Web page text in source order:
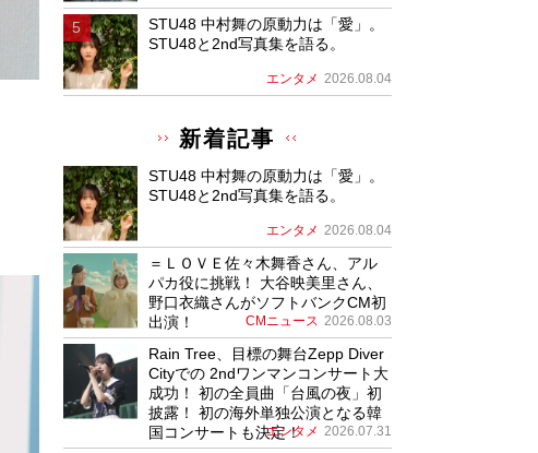
STU48 中村舞の原動力は「愛」。
STU48と2nd写真集を語る。
エンタメ 2026.08.04
新着記事
STU48 中村舞の原動力は「愛」。
STU48と2nd写真集を語る。
エンタメ 2026.08.04
＝ＬＯＶＥ佐々木舞香さん、アル
パカ役に挑戦！ 大谷映美里さん、
野口衣織さんがソフトバンクCM初
出演！
CMニュース 2026.08.03
Rain Tree、目標の舞台Zepp Diver
Cityでの 2ndワンマンコンサート大
成功！ 初の全員曲「台風の夜」初
披露！ 初の海外単独公演となる韓
国コンサートも決定！
エンタメ 2026.07.31